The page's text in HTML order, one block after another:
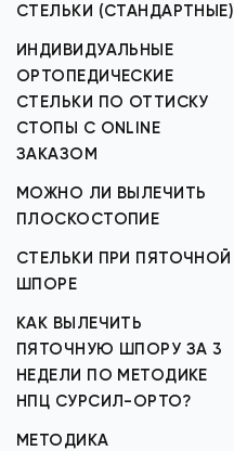
СТЕЛЬКИ (СТАНДАРТНЫЕ)
ИНДИВИДУАЛЬНЫЕ
ОРТОПЕДИЧЕСКИЕ
СТЕЛЬКИ ПО ОТТИСКУ
СТОПЫ С ONLINE
ЗАКАЗОМ
МОЖНО ЛИ ВЫЛЕЧИТЬ
ПЛОСКОСТОПИЕ
СТЕЛЬКИ ПРИ ПЯТОЧНОЙ
ШПОРЕ
КАК ВЫЛЕЧИТЬ
ПЯТОЧНУЮ ШПОРУ ЗА 3
НЕДЕЛИ ПО МЕТОДИКЕ
НПЦ СУРСИЛ-ОРТО?
МЕТОДИКА